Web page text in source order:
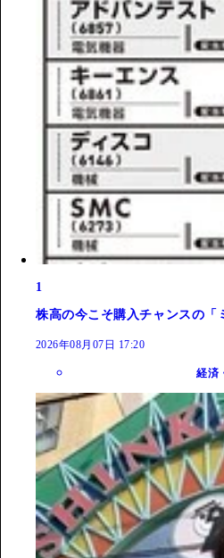
1
株高の今こそ購入チャンスの「
2026年08月07日 17:20
経済